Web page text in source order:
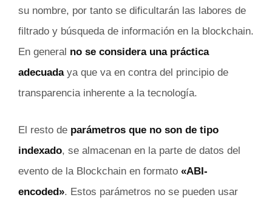
su nombre, por tanto se dificultarán las labores de
filtrado y búsqueda de información en la blockchain.
En general no se considera una práctica
adecuadaya que va en contra del principio de
transparencia inherente a la tecnología.
El resto de parámetros que no son de tipo
indexado, se almacenan en la parte de datos del
evento de la Blockchain en formato «ABI-
encoded». Estos parámetros no se pueden usar